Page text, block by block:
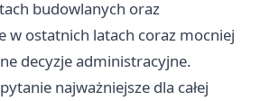
budowlanych oraz
w ostatnich latach coraz mocniej
decyzje administracyjne.
najważniejsze dla całej